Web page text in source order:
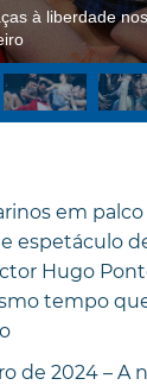
à liberdade
em palco
espetáculo
Hugo
tempo
de 2024 – A